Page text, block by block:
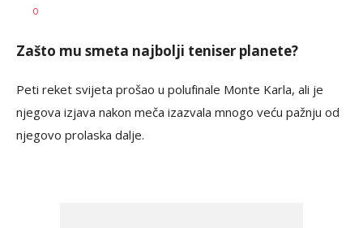
AUTOR
0
Zašto mu smeta najbolji teniser planete?
Peti reket svijeta prošao u polufinale Monte Karla, ali je
njegova izjava nakon meča izazvala mnogo veću pažnju od
njegovo prolaska dalje.